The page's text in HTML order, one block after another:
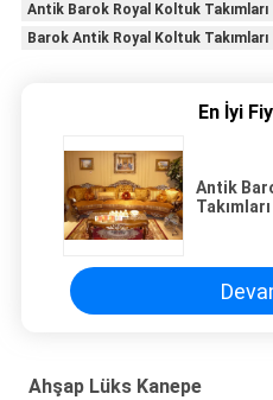
Antik Barok Royal Koltuk Takımları
Barok Antik Royal Koltuk Takımları
En İyi
Antik
Takımları
Ahşap Lüks Kanepe